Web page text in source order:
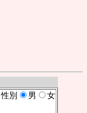
性別 男 女